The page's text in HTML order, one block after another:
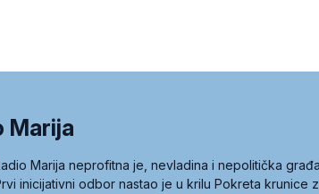
Marija
Marija neprofitna je, nevladina i nepolitička
inicijativni odbor nastao je u krilu Pokreta krunice